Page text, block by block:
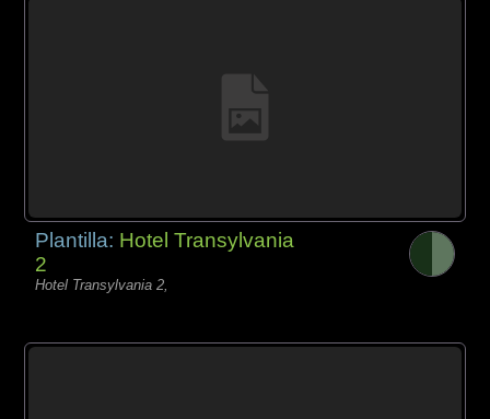
Plantilla: Hotel Transylvania
2
Hotel Transylvania 2,